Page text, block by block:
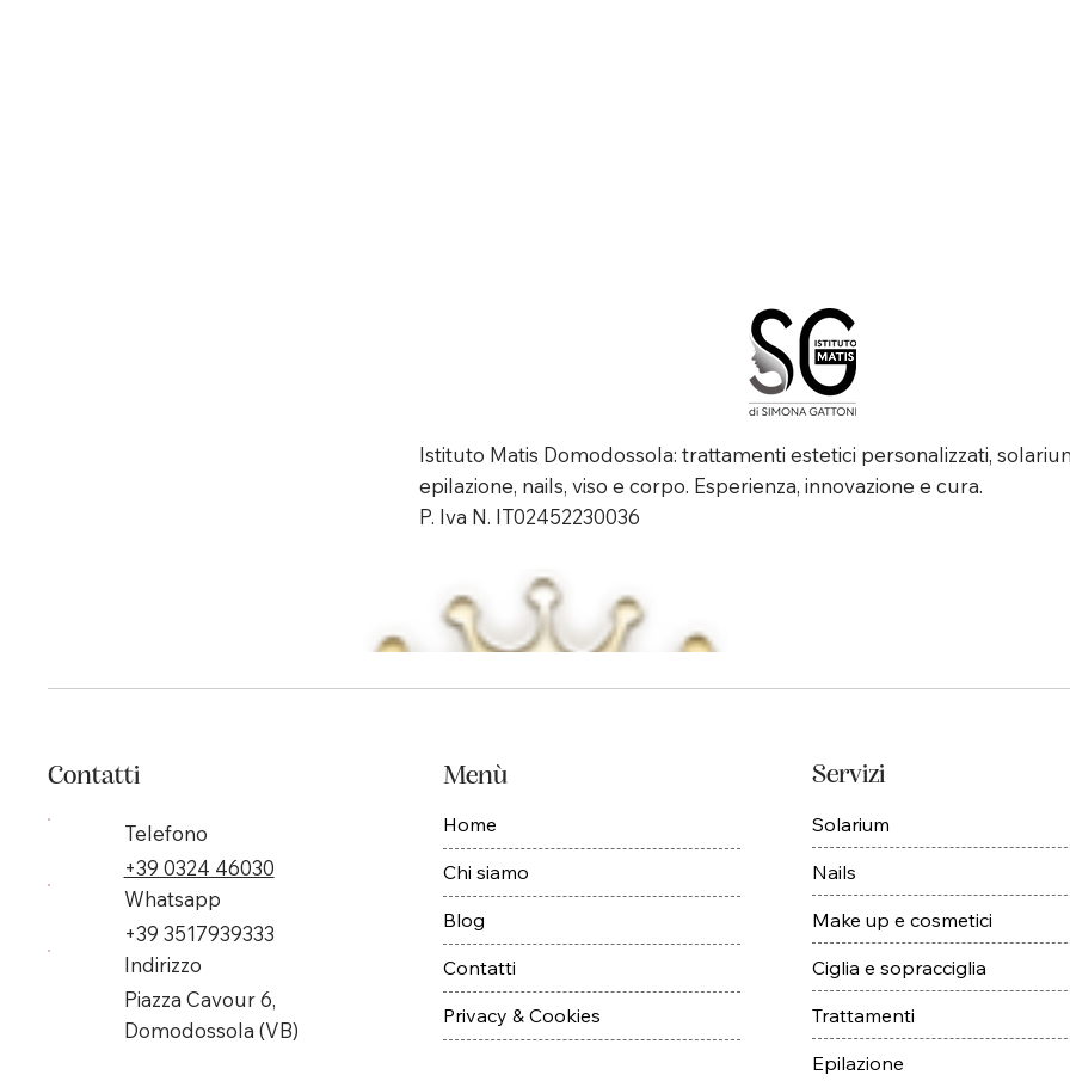
Contatti
Telefono
+39 0324 46030
Whatsapp
+39 3517939333
Indirizzo
Piazza Cavour 6,
Domodossola (VB)
Menù
Home
Chi siamo
Blog
Contatti
Privacy & Cookies
Servizi
Solarium
Nails
Make up e cosmetici
Ciglia e sopracciglia
Trattamenti
Epilazione
Istituto Matis Domodossola: trattamenti estetici personalizzati,
epilazione, nails, viso e corpo. Esperienza, innovazione e cura.
P. Iva N. IT02452230036